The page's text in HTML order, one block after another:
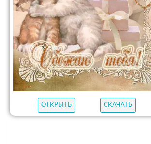
ОТКРЫТЬ СКАЧАТЬ